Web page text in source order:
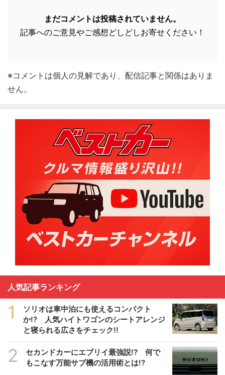
まだコメントは投稿されていません。
記事へのご意見やご感想どしどしお寄せください！
※コメントは個人の見解であり、配信記事と関係はありま
せん。
人気記事ランキング
1
ソリオは車中泊にも使えるコンパクト
か!? 人気ハイトワゴンのシートアレンジ
と寝られる広さをチェック!!
2
セカンドカーにエブリイ最強説!? 何で
もこなす万能サブ機の活用術とは!?